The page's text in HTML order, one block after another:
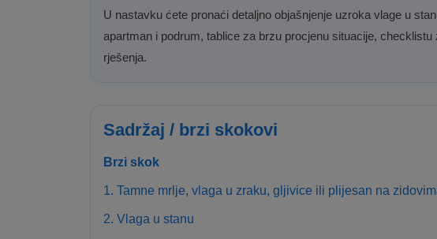
U nastavku ćete pronaći detaljno objašnjenje uzroka vlage u
apartman i podrum, tablice za brzu procjenu situacije,
rješenja.
Sadržaj / brzi skokovi
Brzi skok
1. Tamne mrlje, vlaga u zraku, gljivice ili plijesan na
2. Vlaga u stanu